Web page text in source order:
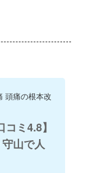
頭痛の根本改
ミ4.8】
山で人